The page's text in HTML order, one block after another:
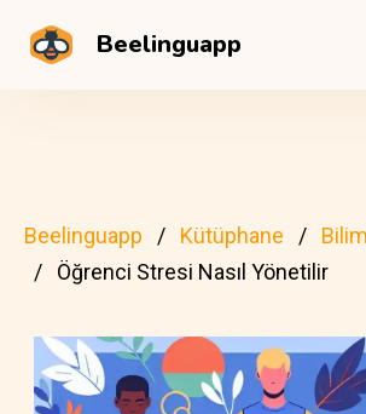
Beelinguapp
Beelinguapp Kütüphane
Öğrenci Stresi Nasıl Yönetilir